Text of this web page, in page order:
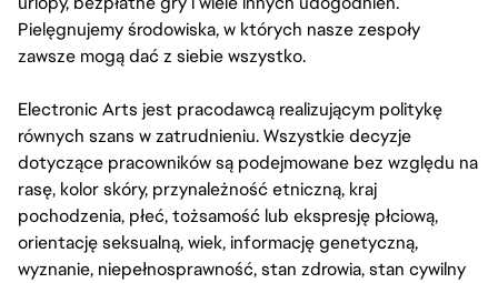
Pielęgnujemy środowiska, w których nasze zespoły
zawsze mogą dać z siebie wszystko.
Electronic Arts jest pracodawcą realizującym politykę
równych szans w zatrudnieniu. Wszystkie decyzje
dotyczące pracowników są podejmowane bez względu na
rasę, kolor skóry, przynależność etniczną, kraj
pochodzenia, płeć, tożsamość lub ekspresję płciową,
orientację seksualną, wiek, informację genetyczną,
wyznanie, niepełnosprawność, stan zdrowia, stan cywilny